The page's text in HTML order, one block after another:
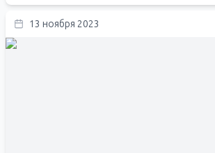
13 ноября 2023